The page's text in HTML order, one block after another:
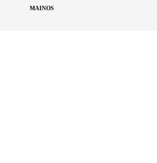
MAINOS